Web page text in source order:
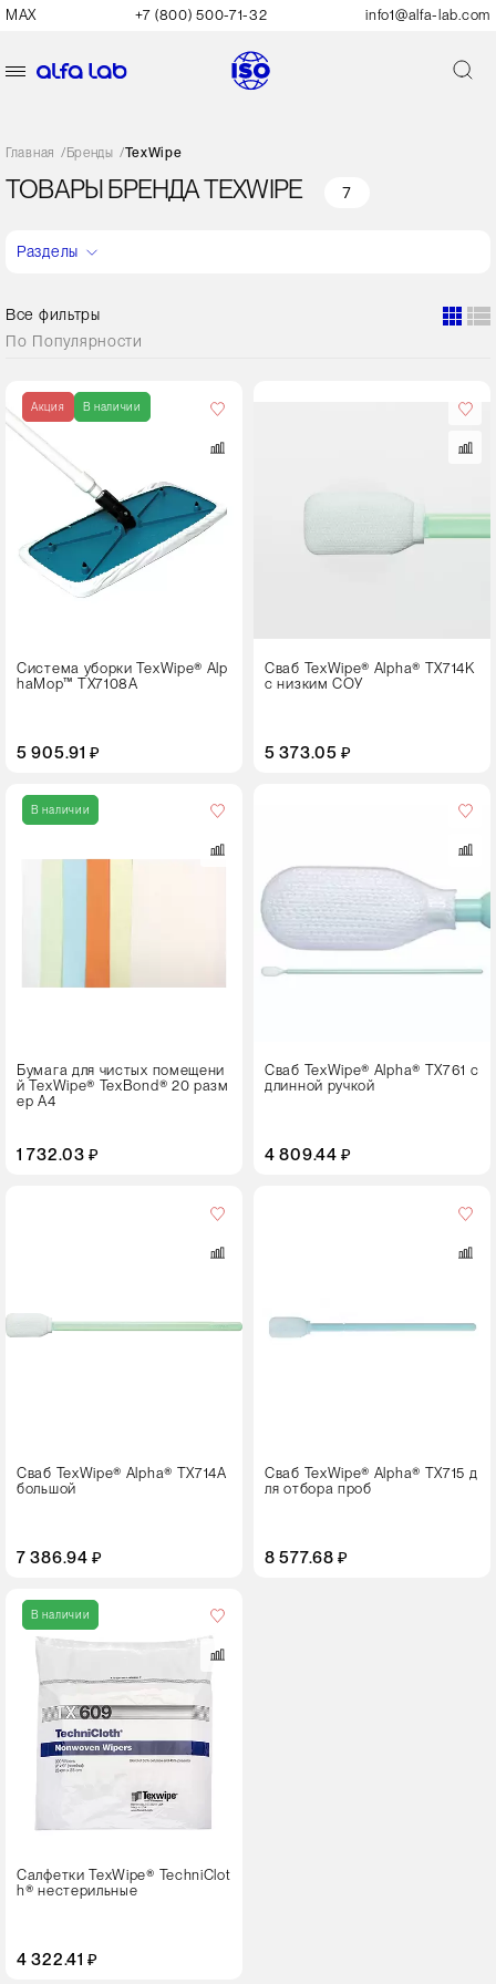
MAX +7 (800) 500-71-32 info1@alfa-lab.com
Главная / Бренды /TexWipe
ТОВАРЫ БРЕНДА TEXWIPE 7
Разделы
Все фильтры
По Популярности
Акция В наличии
Система уборки TexWipe® Alp
haMop™ TX7108A
5 905.91 ₽
Сваб TexWipe® Alpha® TX714K
с низким СОУ
5 373.05 ₽
Кол-
во
в
упаковке
20 штук
В наличии
Бумага для чистых помещени
й TexWipe® TexBond® 20 разм
ер А4
1 732.03 ₽
Сваб TexWipe® Alpha® TX761 с
длинной ручкой
4 809.44 ₽
во
в
Сваб TexWipe® Alpha® TX714A
большой
7 386.94 ₽
Сваб TexWipe® Alpha® TX715 д
ля отбора проб
8 577.68 ₽
В наличии
Салфетки TexWipe® TechniClot
h® нестерильные
4 322.41 ₽